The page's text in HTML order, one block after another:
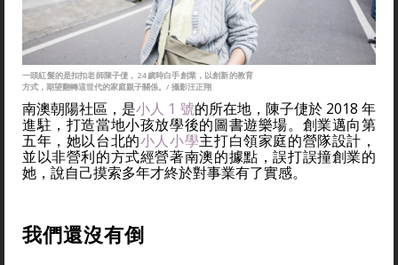
一頭紅髮的是扣扣老師陳子倢，24 歲時白手創業，以創新的教育
方式，期望翻轉這世代的家庭親子關係。/ 攝影汪正翔
南澳朝陽社區，是小人 1 號的所在地，陳子倢於 2018 年
進駐，打造當地小孩放學後的圖書遊樂場。創業邁向第
五年，她以台北的小人小學主打白領家庭的營隊設計，
並以非營利的方式經營著南澳的據點，誤打誤撞創業的
她，說自己摸索多年才終於對事業有了實感。
我們還沒有倒